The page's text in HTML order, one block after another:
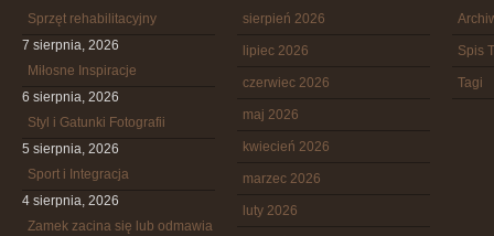
Sprzęt rehabilitacyjny
7 sierpnia, 2026
Miłosne Inspiracje
6 sierpnia, 2026
Styl i Gatunki Fotografii
5 sierpnia, 2026
Sport i Integracja
4 sierpnia, 2026
Zamek zacina się lub odmawia
sierpień 2026
lipiec 2026
czerwiec 2026
maj 2026
kwiecień 2026
marzec 2026
luty 2026
Spis
Tagi